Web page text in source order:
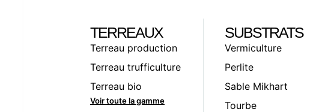
TERREAUX
Terreau production
Terreau trufficulture
Terreau bio
Voir toute la gamme
SUBSTRATS
Vermiculture
Perlite
Sable Mikhart
Tourbe